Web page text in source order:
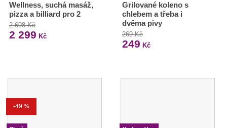
Wellness, suchá masáž,
pizza a billiard pro 2
2 698 Kč
2 299 Kč
Grilované koleno s
chlebem a třeba i
dvěma pivy
269 Kč
249 Kč
-49 %